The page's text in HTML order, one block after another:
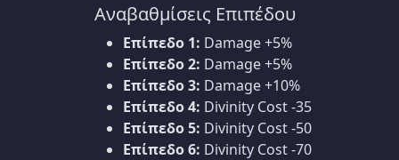
Αναβαθμίσεις Επιπέδου
Επίπεδο 1: Damage +5%
Επίπεδο 2: Damage +5%
Επίπεδο 3: Damage +10%
Επίπεδο 4: Divinity Cost -35
Επίπεδο 5: Divinity Cost -50
Επίπεδο 6: Divinity Cost -70